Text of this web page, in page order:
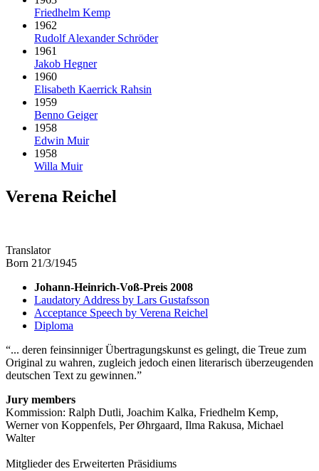
Friedhelm Kemp
1962
Rudolf Alexander Schröder
1961
Jakob Hegner
1960
Elisabeth Kaerrick Rahsin
1959
Benno Geiger
1958
Edwin Muir
1958
Willa Muir
Verena Reichel
Translator
Born 21/3/1945
Johann-Heinrich-Voß-Preis 2008
Laudatory Address by Lars Gustafsson
Acceptance Speech by Verena Reichel
Diploma
... deren feinsinniger Übertragungskunst es gelingt, die Treue zum
Original zu wahren, zugleich jedoch einen literarisch überzeugenden
deutschen Text zu gewinnen.
Jury members
Kommission: Ralph Dutli, Joachim Kalka, Friedhelm Kemp,
Werner von Koppenfels, Per Øhrgaard, Ilma Rakusa, Michael
Walter
Mitglieder des Erweiterten Präsidiums